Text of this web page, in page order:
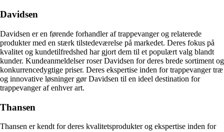
Davidsen
Davidsen er en førende forhandler af trappevanger og relaterede
produkter med en stærk tilstedeværelse på markedet. Deres fokus på
kvalitet og kundetilfredshed har gjort dem til et populært valg blandt
kunder. Kundeanmeldelser roser Davidsen for deres brede sortiment og
konkurrencedygtige priser. Deres ekspertise inden for trappevanger træ
og innovative løsninger gør Davidsen til en ideel destination for
trappevanger af enhver art.
Thansen
Thansen er kendt for deres kvalitetsprodukter og ekspertise inden for